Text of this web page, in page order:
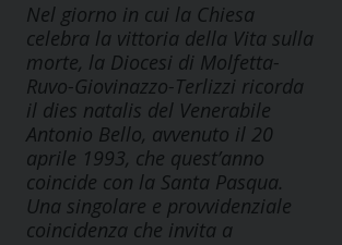
Nel giorno in cui la Chiesa
celebra la vittoria della Vita sulla
morte, la Diocesi di Molfetta-
Ruvo-Giovinazzo-Terlizzi ricorda
il dies natalis del Venerabile
Antonio Bello, avvenuto il 20
aprile 1993, che quest’anno
coincide con la Santa Pasqua.
Una singolare e provvidenziale
coincidenza che invita a